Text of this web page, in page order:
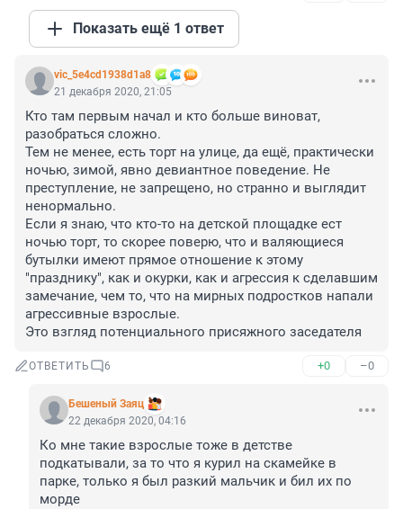
Показать ещё 1 ответ
vic_5e4cd1938d1a8
21 декабря 2020, 21:05
Кто там первым начал и кто больше виноват,
разобраться сложно.
Тем не менее, есть торт на улице, да ещё, практически
ночью, зимой, явно девиантное поведение. Не
преступление, не запрещено, но странно и выглядит
ненормально.
Если я знаю, что кто-то на детской площадке ест
ночью торт, то скорее поверю, что и валяющиеся
бутылки имеют прямое отношение к этому
"празднику", как и окурки, как и агрессия к сделавшим
замечание, чем то, что на мирных подростков напали
агрессивные взрослые.
Это взгляд потенциального присяжного заседателя
ОТВЕТИТЬ 6 +0 –0
Бешеный Заяц
22 декабря 2020, 04:16
Ко мне такие взрослые тоже в детстве
подкатывали, за то что я курил на скамейке в
парке, только я был разкий мальчик и бил их по
морде